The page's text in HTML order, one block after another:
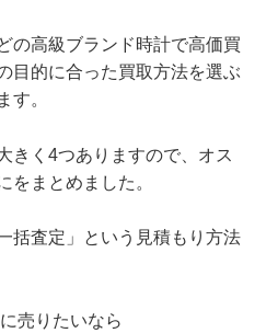
の高級ブランド時計で高価買
目的に合った買取方法を選ぶ
す。
きく4つありますので、オス
をまとめました。
括査定」という見積もり方法
売りたいなら